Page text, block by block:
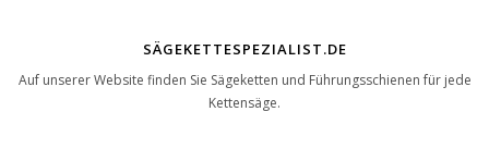
SÄGEKETTESPEZIALIST.DE
Auf unserer Website finden Sie Sägeketten und Führungsschienen für jede
Kettensäge.